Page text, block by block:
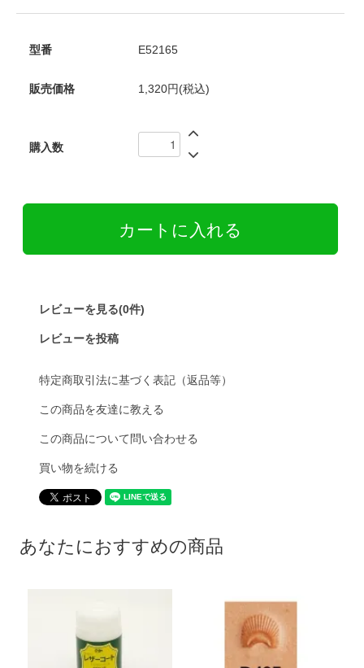
型番 E52165
販売価格 1,320円(税込)
購入数
レビューを見る(0件)
レビューを投稿
特定商取引法に基づく表記（返品等）
この商品を友達に教える
この商品について問い合わせる
買い物を続ける
あなたにおすすめの商品